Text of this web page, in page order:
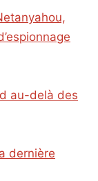
au-delà des
dernière